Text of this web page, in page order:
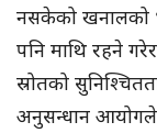
नसकेको खनालको
पनि माथि रहने
स्रोतको
अनुसन्धान